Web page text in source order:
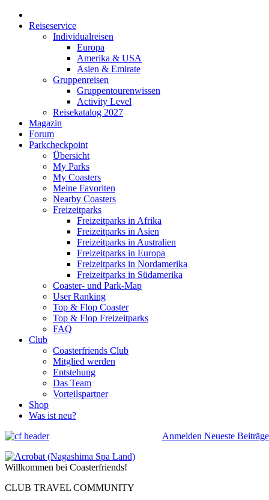
Reiseservice
Individualreisen
Europa
Amerika & USA
Asien & Emirate
Gruppenreisen
Gruppentourenwissen
Activity Level
Reisekatalog 2027
Magazin
Forum
Parkcheckpoint
Übersicht
My Parks
My Coasters
Meine Favoriten
Nearby Coasters
Freizeitparks
Freizeitparks in Afrika
Freizeitparks in Asien
Freizeitparks in Australien
Freizeitparks in Europa
Freizeitparks in Nordamerika
Freizeitparks in Südamerika
Coaster- und Park-Map
User Ranking
Top & Flop Coaster
Top & Flop Freizeitparks
FAQ
Club
Coasterfriends Club
Mitglied werden
Entstehung
Das Team
Vorteilspartner
Shop
Was ist neu?
Anmelden Neueste Beiträge
Willkommen bei Coasterfriends!
CLUB TRAVEL COMMUNITY